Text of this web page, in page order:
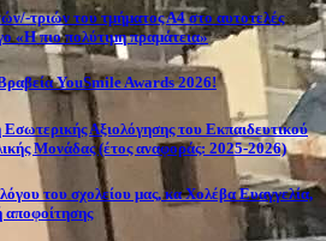
τριών του τμήματος Α4 στο αυτοτελές
«Η πιο πολύτιμη πραμάτεια»
YouSmile Awards 2026!
Αξιολόγησης του Εκπαιδευτικού
Μονάδας (έτος αναφοράς: 2025-2026)
του σχολείου μας, κα Χολέβα Ευαγγελία,
αποφοίτησης